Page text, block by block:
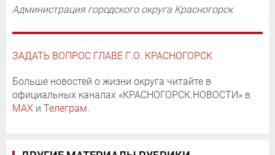
Администрация городского округа Красногорск
ЗАДАТЬ ВОПРОС ГЛАВЕ Г.О. КРАСНОГОРСК
Больше новостей о жизни округа читайте в
официальных каналах «КРАСНОГОРСК.НОВОСТИ» в
MAX и Телеграм.